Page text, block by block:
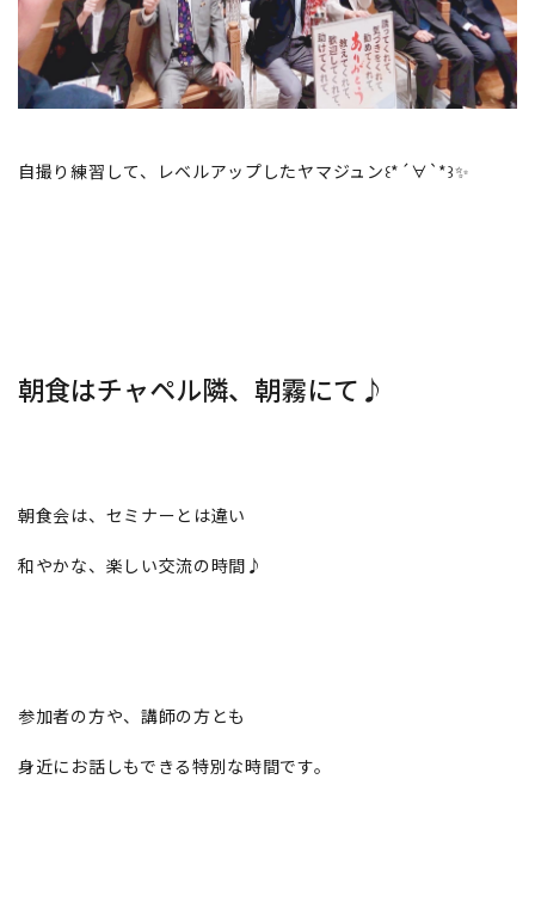
自撮り練習して、レベルアップしたヤマジュン꒰*´∀`*꒱✨
朝食はチャペル隣、朝霧にて♪
朝食会は、セミナーとは違い
和やかな、楽しい交流の時間♪
参加者の方や、講師の方とも
身近にお話しもできる特別な時間です。